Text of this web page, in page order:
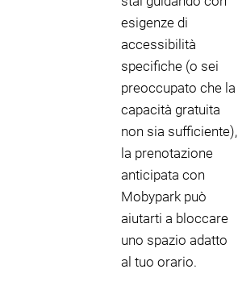
esigenze di
accessibilità
specifiche (o sei
preoccupato che la
capacità gratuita
non sia sufficiente),
la prenotazione
anticipata con
Mobypark può
aiutarti a bloccare
uno spazio adatto
al tuo orario.